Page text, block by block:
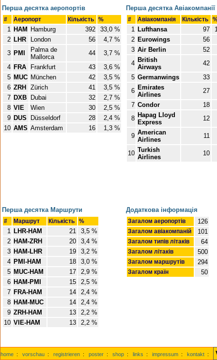
Перша десятка аеропортів
# Аеропорт Кількість %
1 HAM Hamburg 392
33,0 %
2 LHR London 56
4,7 %
3 PMI
Palma de
Mallorca
44
3,7 %
4 FRA Frankfurt 43
3,6 %
5 MUC München 42
3,5 %
6 ZRH Zürich 41
3,5 %
7 DXB Dubai 32
2,7 %
8 VIE Wien 30
2,5 %
9 DUS Düsseldorf 28
2,4 %
10 AMS Amsterdam 16 1,3 %
Перша десятка Авіакомпанії
# Авіакомпанія Кількість
1 Lufthansa 97
2 Eurowings 56
3 Air Berlin 52
4 British
Airways
42
5 Germanwings 33
6 Emirates
Airlines
27
7 Condor 18
8 Hapag Lloyd
Express
12
9 American
Airlines
11
10 Turkish
Airlines
10
Перша десятка Маршрути
# Маршрут Кількість %
1 LHR-HAM 21
3,5 %
2 HAM-ZRH 20
3,4 %
3 HAM-LHR 19
3,2 %
4 PMI-HAM 18
3,0 %
5 MUC-HAM 17
2,9 %
6 HAM-PMI 15
2,5 %
7 FRA-HAM 14
2,4 %
8 HAM-MUC 14
2,4 %
9 ZRH-HAM 13
2,2 %
10 VIE-HAM 13 2,2 %
Додаткова інформація
Загалом аеропортів 126
Загалом авіакомпаній 101
Загалом типів літаків 64
Загалом літаків 500
Загалом маршрутів 294
Загалом країн 50
home : vorschau : registrieren : poster : shop : links : impressum : kontakt :